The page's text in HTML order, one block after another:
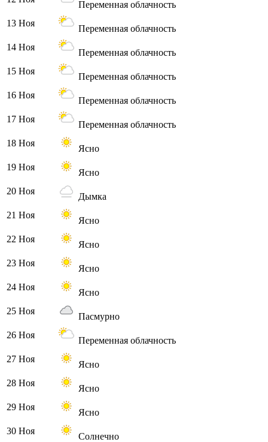
Переменная облачность
13 Ноя
Переменная облачность
14 Ноя
Переменная облачность
15 Ноя
Переменная облачность
16 Ноя
Переменная облачность
17 Ноя
Переменная облачность
18 Ноя
Ясно
19 Ноя
Ясно
20 Ноя
Дымка
21 Ноя
Ясно
22 Ноя
Ясно
23 Ноя
Ясно
24 Ноя
Ясно
25 Ноя
Пасмурно
26 Ноя
Переменная облачность
27 Ноя
Ясно
28 Ноя
Ясно
29 Ноя
Ясно
30 Ноя
Солнечно